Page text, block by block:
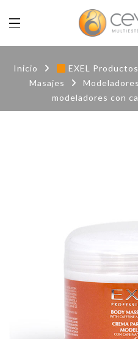
Inicio EXEL
Masajes
Modeladores
modeladores con